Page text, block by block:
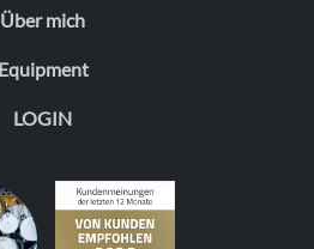
Über mich
Equipment
LOGIN